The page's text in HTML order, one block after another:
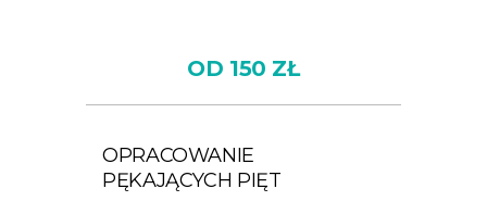
OD 150 ZŁ
OPRACOWANIE
PĘKAJĄCYCH PIĘT